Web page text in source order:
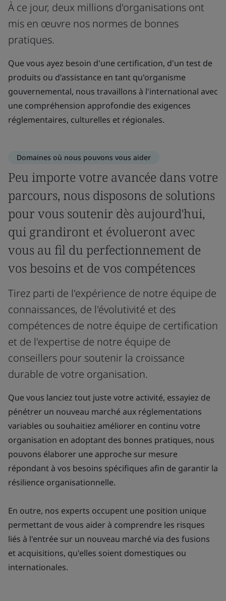
À ce jour, deux millions d'organisations ont
mis en œuvre nos normes de bonnes
pratiques.
Que vous ayez besoin d'une certification, d'un test de
produits ou d'assistance en tant qu'organisme
gouvernemental, nous travaillons à l'international avec
une compréhension approfondie des exigences
réglementaires, culturelles et régionales.
Domaines où nous pouvons vous aider
Peu importe votre avancée dans votre
parcours, nous disposons de solutions
pour vous soutenir dès aujourd'hui,
qui grandiront et évolueront avec
vous au fil du perfectionnement de
vos besoins et de vos compétences
Tirez parti de l'expérience de notre équipe de
connaissances, de l'évolutivité et des
compétences de notre équipe de certification
et de l'expertise de notre équipe de
conseillers pour soutenir la croissance
durable de votre organisation.
Que vous lanciez tout juste votre activité, essayiez de
pénétrer un nouveau marché aux réglementations
variables ou souhaitiez améliorer en continu votre
organisation en adoptant des bonnes pratiques, nous
pouvons élaborer une approche sur mesure
répondant à vos besoins spécifiques afin de garantir la
résilience organisationnelle.
En outre, nos experts occupent une position unique
permettant de vous aider à comprendre les risques
liés à l'entrée sur un nouveau marché via des fusions
et acquisitions, qu'elles soient domestiques ou
internationales.